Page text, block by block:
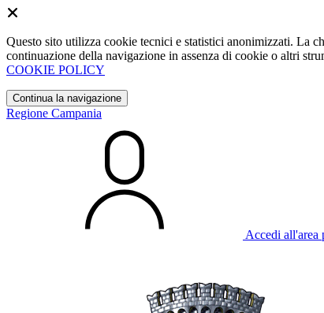
Questo sito utilizza cookie tecnici e statistici anonimizzati. La
continuazione della navigazione in assenza di cookie o altri
COOKIE POLICY
Continua la navigazione
Regione Campania
Accedi all'area